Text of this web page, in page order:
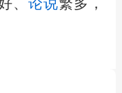
、论说繁多，